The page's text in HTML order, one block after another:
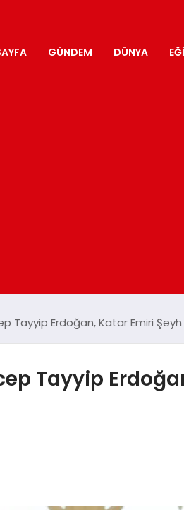
GÜNDEM DÜNYA
Tayyip Erdoğan, Katar Emiri
Tayyip